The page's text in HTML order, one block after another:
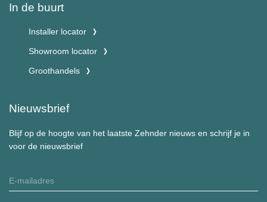
In de buurt
Installer locator
Showroom locator
Groothandels
Nieuwsbrief
Blijf op de hoogte van het laatste Zehnder nieuws en schrijf je in
voor de nieuwsbrief